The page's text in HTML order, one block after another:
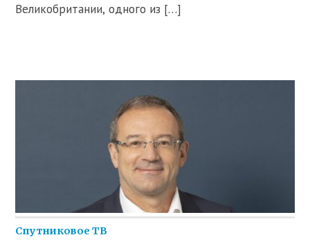
Великобритании, одного из […]
Спутниковое ТВ